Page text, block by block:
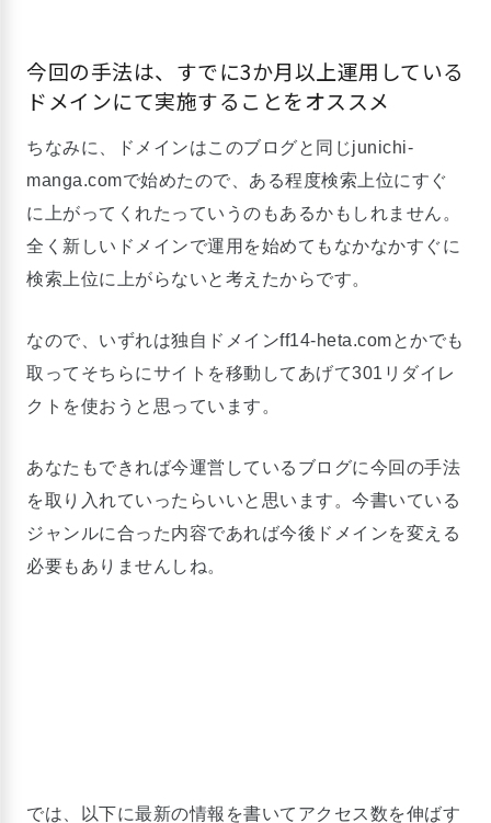
今回の手法は、すでに3か月以上運用している
ドメインにて実施することをオススメ
ちなみに、ドメインはこのブログと同じjunichi-
manga.comで始めたので、ある程度検索上位にすぐ
に上がってくれたっていうのもあるかもしれません。
全く新しいドメインで運用を始めてもなかなかすぐに
検索上位に上がらないと考えたからです。
なので、いずれは独自ドメインff14-heta.comとかでも
取ってそちらにサイトを移動してあげて301リダイレ
クトを使おうと思っています。
あなたもできれば今運営しているブログに今回の手法
を取り入れていったらいいと思います。今書いている
ジャンルに合った内容であれば今後ドメインを変える
必要もありませんしね。
では、以下に最新の情報を書いてアクセス数を伸ばす